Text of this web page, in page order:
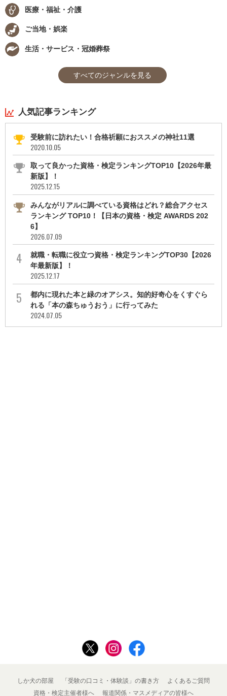
医療・福祉・介護
ご当地・娯楽
生活・サービス・冠婚葬祭
すべてのジャンルを見る
人気記事ランキング
受験前に訪れたい！合格祈願におススメの神社11選
2020.10.05
取って良かった資格・検定ランキングTOP10【2026年最
新版】！
2025.12.15
みんながリアルに調べている資格はどれ？総合アクセス
ランキング TOP10！【日本の資格・検定 AWARDS 202
6】
2026.07.09
就職・転職に役立つ資格・検定ランキングTOP30【2026
年最新版】！
2025.12.17
都内に現れた本と緑のオアシス。知的好奇心をくすぐら
れる「本の森ちゅうおう」に行ってみた
2024.07.05
しか犬の部屋 「受験の口コミ・体験談」の書き方
よくあるご質問
資格・検定主催者様へ
報道関係・マスメディアの皆様へ